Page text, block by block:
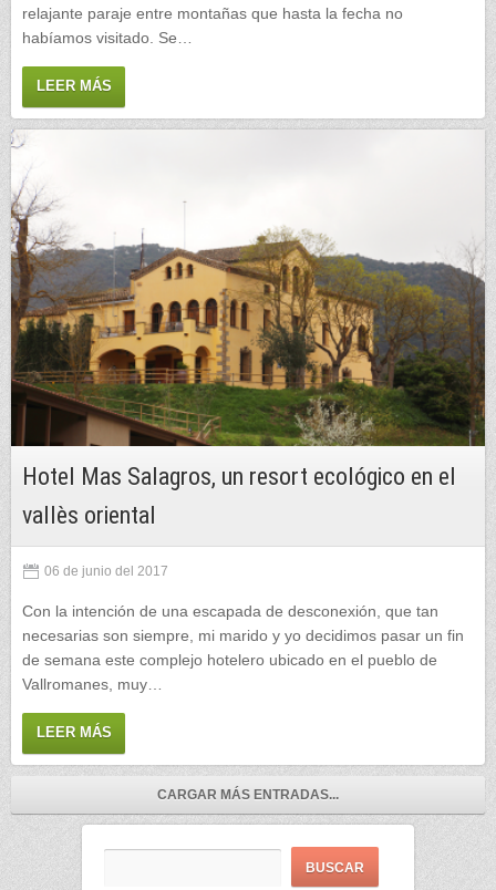
relajante paraje entre montañas que hasta la fecha no
habíamos visitado. Se…
LEER MÁS
Hotel Mas Salagros, un resort ecológico en el
vallès oriental
06 de junio del 2017
Con la intención de una escapada de desconexión, que tan
necesarias son siempre, mi marido y yo decidimos pasar un fin
de semana este complejo hotelero ubicado en el pueblo de
Vallromanes, muy…
LEER MÁS
CARGAR MÁS ENTRADAS...